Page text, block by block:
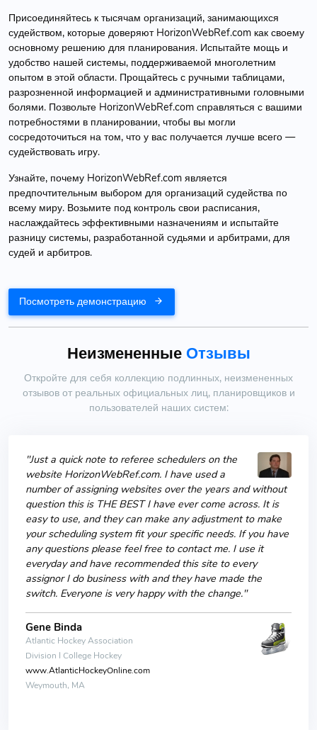
Присоединяйтесь к тысячам организаций, занимающихся
судейством, которые доверяют HorizonWebRef.com как своему
основному решению для планирования. Испытайте мощь и
удобство нашей системы, поддерживаемой многолетним
опытом в этой области. Прощайтесь с ручными таблицами,
разрозненной информацией и административными головными
болями. Позвольте HorizonWebRef.com справляться с вашими
потребностями в планировании, чтобы вы могли
сосредоточиться на том, что у вас получается лучше всего —
судействовать игру.
Узнайте, почему HorizonWebRef.com является
предпочтительным выбором для организаций судейства по
всему миру. Возьмите под контроль свои расписания,
наслаждайтесь эффективными назначениям и испытайте
разницу системы, разработанной судьями и арбитрами, для
судей и арбитров.
Посмотреть демонстрацию
Неизмененные Отзывы
Откройте для себя коллекцию подлинных, неизмененных
отзывов от реальных официальных лиц, планировщиков и
пользователей наших систем:
"Just a quick note to referee schedulers on the
website HorizonWebRef.com. I have used a
number of assigning websites over the years and without
question this is THE BEST I have ever come across. It is
easy to use, and they can make any adjustment to make
your scheduling system fit your specific needs. If you have
any questions please feel free to contact me. I use it
everyday and have recommended this site to every
assignor I do business with and they have made the
switch. Everyone is very happy with the change."
Gene Binda
Atlantic Hockey Association
Division I College Hockey
www.AtlanticHockeyOnline.com
Weymouth, MA